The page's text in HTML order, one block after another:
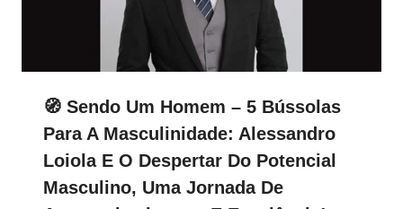
🧭 Sendo Um Homem – 5 Bússolas
Para A Masculinidade: Alessandro
Loiola E O Despertar Do Potencial
Masculino, Uma Jornada De